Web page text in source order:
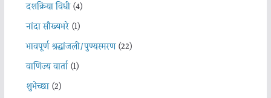
दशक्रिया विधी(4)
नांदा सौख्यभरे(1)
भावपूर्ण श्रद्धांजली/पुण्यस्मरण(22)
वाणिज्य वार्ता(1)
शुभेच्छा(2)